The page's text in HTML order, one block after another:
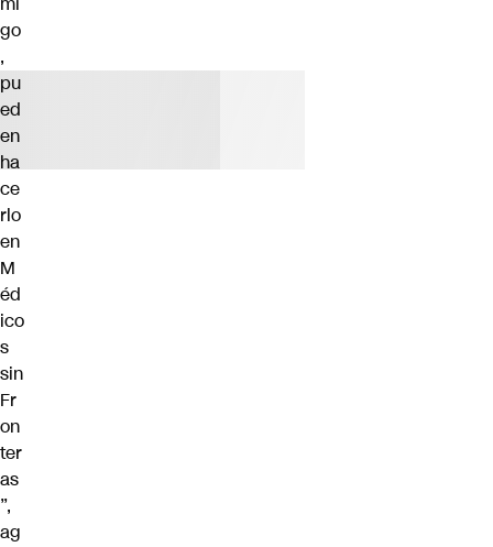
go
,
pu
ed
en
ha
ce
rlo
en
M
éd
ico
s
sin
Fr
on
ter
as
”,
ag